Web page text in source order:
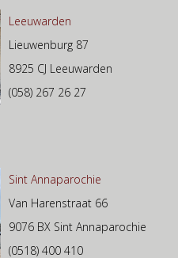
Leeuwarden
Lieuwenburg 87
8925 CJ Leeuwarden
(058) 267 26 27
Sint Annaparochie
Van Harenstraat 66
9076 BX Sint Annaparochie
(0518) 400 410